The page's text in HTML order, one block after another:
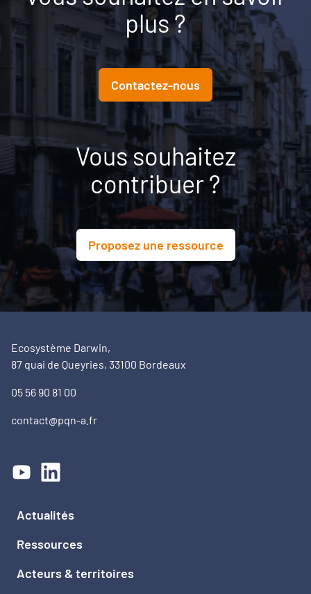
plus ?
Contactez-nous
Vous souhaitez
contribuer ?
Proposez une ressource
Ecosystème Darwin,
87 quai de Queyries, 33100 Bordeaux
05 56 90 81 00
contact@pqn-a.fr
Actualités
Ressources
Acteurs & territoires